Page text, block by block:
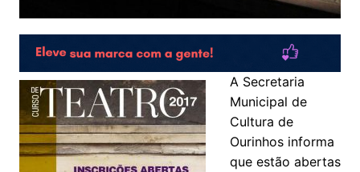
A Secretaria
Municipal de
Cultura de
Ourinhos informa
que estão abertas